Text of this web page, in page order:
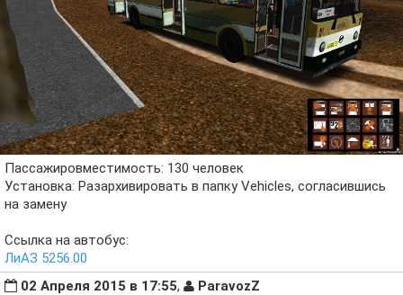
Пассажировместимость: 130 человек
Установка: Разархивировать в папку Vehicles, согласившись
на замену
Ссылка на автобус:
ЛиАЗ 5256.00
02 Апреля 2015 в 17:55, ParavozZ